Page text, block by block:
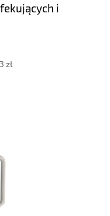
i
zł